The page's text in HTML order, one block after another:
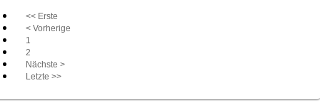
<< Erste
< Vorherige
1
2
Nächste >
Letzte >>